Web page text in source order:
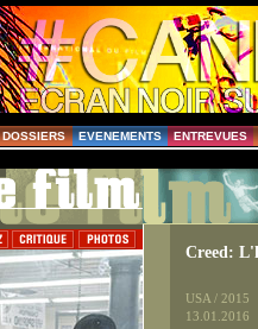
DOSSIERS EVENEMENTS ENTREVUES
Creed:
USA / 2015
13.01.2016